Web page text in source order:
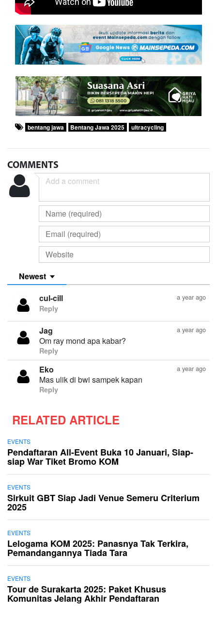
bentang jawa Bentang Jawa 2025 ultracycling
COMMENTS
Newest
a year ago
cul-cill
Reply
a year ago
Jag
Om ray mond apa kabar?
Reply
a year ago
Eko
Mas ulik di bwi sampek kapan
Reply
RELATED ARTICLE
EVENTS
Pendaftaran All-Event Buka 10 Januari, Siap-
siap War Tiket Bromo KOM
EVENTS
Sirkuit GBT Siap Jadi Venue Semeru Criterium
2025
EVENTS
Lelogama KOM 2025: Panasnya Tak Terkira,
Pemandangannya Tiada Tara
EVENTS
Tour de Surakarta 2025: Paket Khusus
Komunitas Jelang Akhir Pendaftaran